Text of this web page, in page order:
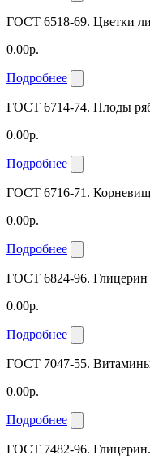
ГОСТ 6518-69. Цветки
0.00р.
Подробнее
ГОСТ 6714-74. Плоды
0.00р.
Подробнее
ГОСТ 6716-71.
0.00р.
Подробнее
ГОСТ 6824-96.
0.00р.
Подробнее
ГОСТ 7047-55.
0.00р.
Подробнее
ГОСТ 7482-96.